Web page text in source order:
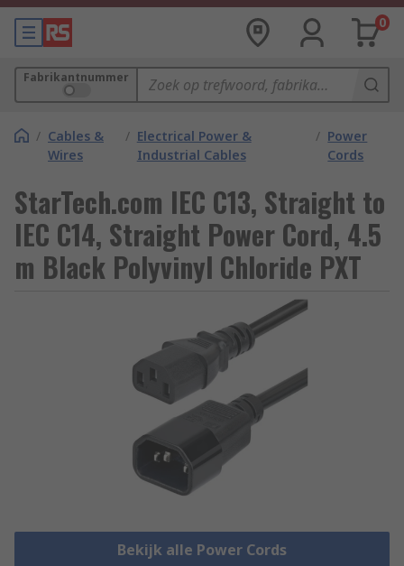
0
Fabrikantnummer
/ Cables &
Wires
/ Electrical Power &
Industrial Cables
/ Power
Cords
StarTech.com IEC C13, Straight to
IEC C14, Straight Power Cord, 4.5
m Black Polyvinyl Chloride PXT
Bekijk alle Power Cords